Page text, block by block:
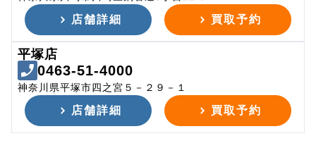
店舗詳細 買取予約
平塚店
0463-51-4000
神奈川県平塚市四之宮５－２９－１
店舗詳細 買取予約